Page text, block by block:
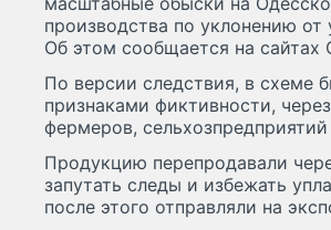
производства по уклонению от
Об этом сообщается на
По версии следствия, в схеме
признаками фиктивности,
фермеров,
Продукцию перепродавали
запутать следы и избежать
после этого отправляли на